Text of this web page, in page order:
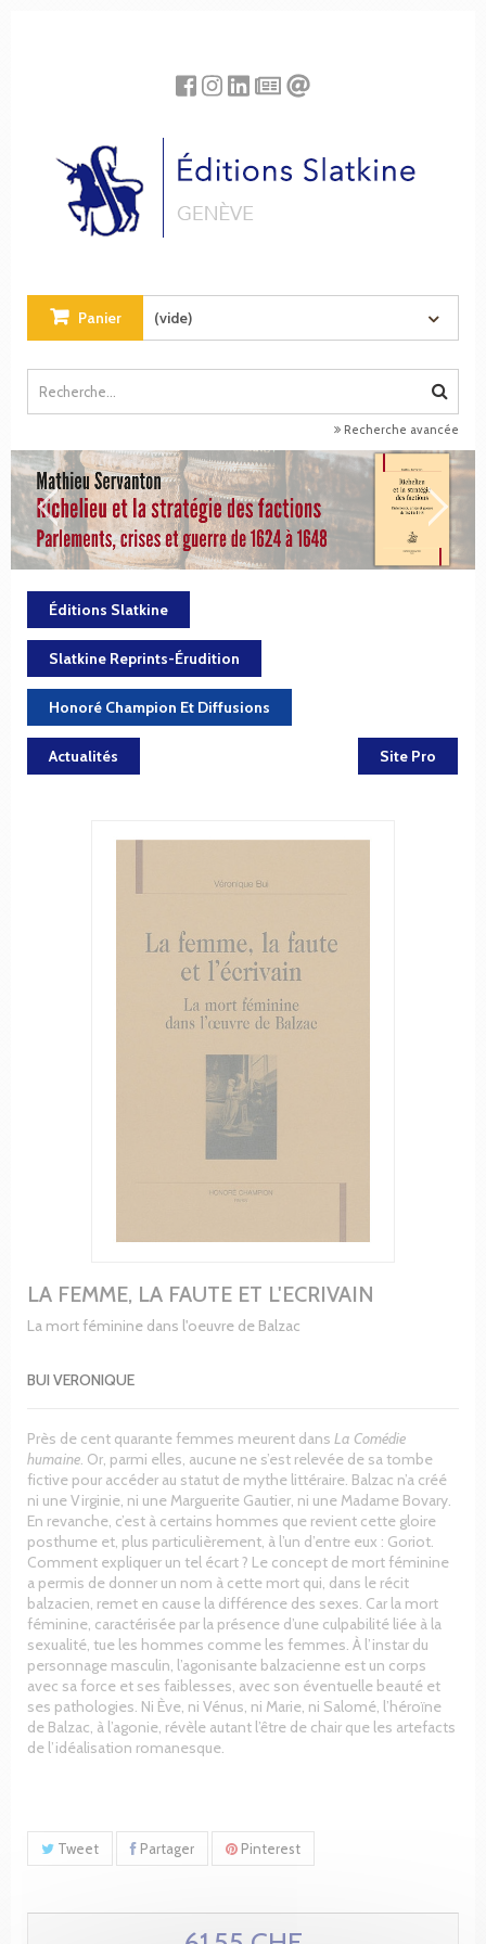
Panier (vide)
Recherche avancée
Éditions Slatkine
Slatkine Reprints-Érudition
Honoré Champion Et Diffusions
Actualités Site Pro
LA FEMME, LA FAUTE ET L'ECRIVAIN
La mort féminine dans l'oeuvre de Balzac
BUI VERONIQUE
Près de cent quarante femmes meurent dans La Comédie
humaine . Or, parmi elles, aucune ne s’est relevée de sa tombe
fictive pour accéder au statut de mythe littéraire. Balzac n’a créé
ni une Virginie, ni une Marguerite Gautier, ni une Madame Bovary.
En revanche, c’est à certains hommes que revient cette gloire
posthume et, plus particulièrement, à l’un d’entre eux : Goriot.
Comment expliquer un tel écart ? Le concept de mort féminine
a permis de donner un nom à cette mort qui, dans le récit
balzacien, remet en cause la différence des sexes. Car la mort
féminine, caractérisée par la présence d’une culpabilité liée à la
sexualité, tue les hommes comme les femmes. À l’instar du
personnage masculin, l’agonisante balzacienne est un corps
avec sa force et ses faiblesses, avec son éventuelle beauté et
ses pathologies. Ni Ève, ni Vénus, ni Marie, ni Salomé, l’héroïne
de Balzac, à l’agonie, révèle autant l’être de chair que les artefacts
de l’idéalisation romanesque.
Tweet Partager Pinterest